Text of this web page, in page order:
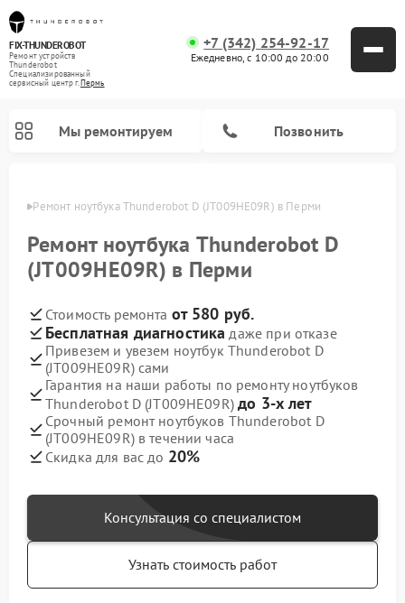
FIX-THUNDEROBOT
Ремонт устройств
Thunderobot
Специализированный
cервисный центр г.Пермь
+7 (342) 254-92-17
Ежедневно, с 10:00 до 20:00
Мы ремонтируем Позвонить
Ремонт ноутбука Thunderobot D (JT009HE09R) в Перми
Ремонт ноутбука Thunderobot D
(JT009HE09R) в Перми
Стоимость ремонта от 580 руб.
Бесплатная диагностика даже при отказе
Привезем и увезем ноутбук Thunderobot D
(JT009HE09R) сами
Гарантия на наши работы по ремонту ноутбуков
Thunderobot D (JT009HE09R)до 3-х лет
Срочный ремонт ноутбуков Thunderobot D
(JT009HE09R) в течении часа
Скидка для вас до 20%
Консультация со специалистом
Узнать стоимость работ